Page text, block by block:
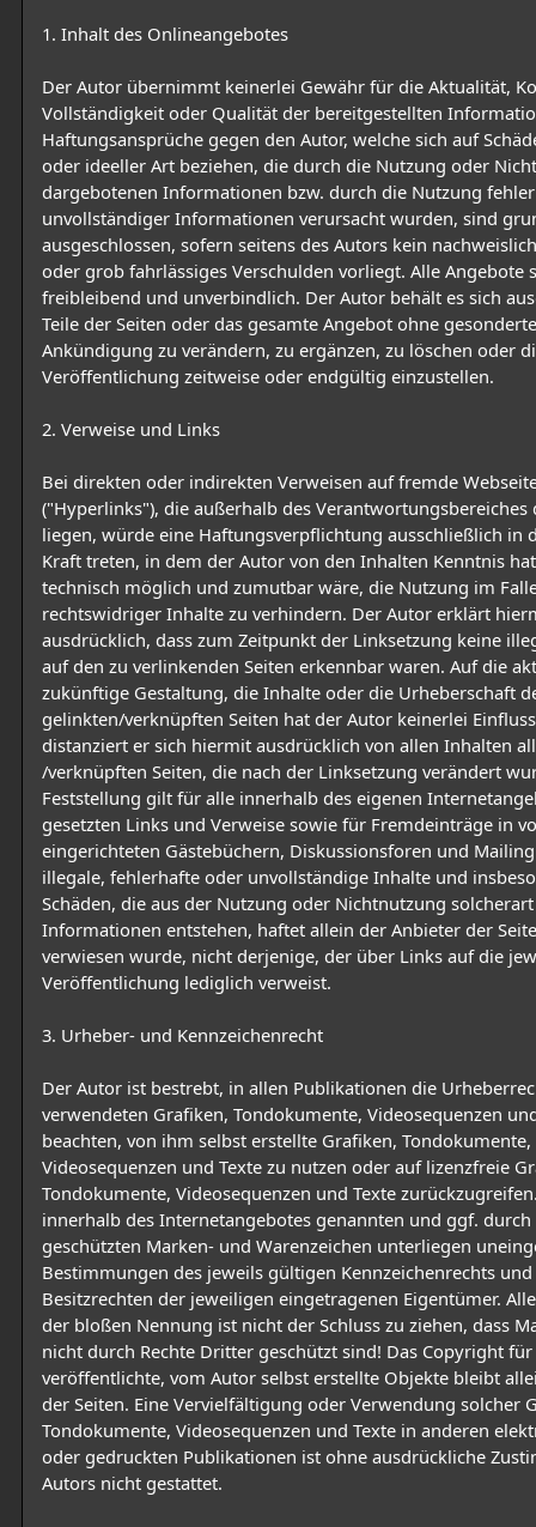
1. Inhalt des Onlineangebotes
Der Autor übernimmt keinerlei Gewähr für die Aktualität,
Vollständigkeit oder Qualität der bereitgestellten
Haftungsansprüche gegen den Autor, welche sich auf
oder ideeller Art beziehen, die durch die Nutzung oder
dargebotenen Informationen bzw. durch die Nutzung
unvollständiger Informationen verursacht wurden, sind
ausgeschlossen, sofern seitens des Autors kein
oder grob fahrlässiges Verschulden vorliegt. Alle Angebote
freibleibend und unverbindlich. Der Autor behält es sich
Teile der Seiten oder das gesamte Angebot ohne gesonderte
Ankündigung zu verändern, zu ergänzen, zu löschen oder
Veröffentlichung zeitweise oder endgültig einzustellen.
2. Verweise und Links
Bei direkten oder indirekten Verweisen auf fremde
("Hyperlinks"), die außerhalb des Verantwortungsbereiches
liegen, würde eine Haftungsverpflichtung ausschließlich in
Kraft treten, in dem der Autor von den Inhalten Kenntnis
technisch möglich und zumutbar wäre, die Nutzung im
rechtswidriger Inhalte zu verhindern. Der Autor erklärt
ausdrücklich, dass zum Zeitpunkt der Linksetzung keine
auf den zu verlinkenden Seiten erkennbar waren. Auf die
zukünftige Gestaltung, die Inhalte oder die Urheberschaft
gelinkten/verknüpften Seiten hat der Autor keinerlei
distanziert er sich hiermit ausdrücklich von allen Inhalten
/verknüpften Seiten, die nach der Linksetzung verändert
Feststellung gilt für alle innerhalb des eigenen
gesetzten Links und Verweise sowie für Fremdeinträge in
eingerichteten Gästebüchern, Diskussionsforen und
illegale, fehlerhafte oder unvollständige Inhalte und
Schäden, die aus der Nutzung oder Nichtnutzung
Informationen entstehen, haftet allein der Anbieter der
verwiesen wurde, nicht derjenige, der über Links auf die
Veröffentlichung lediglich verweist.
3. Urheber- und Kennzeichenrecht
Der Autor ist bestrebt, in allen Publikationen die
verwendeten Grafiken, Tondokumente, Videosequenzen
beachten, von ihm selbst erstellte Grafiken, Tondokumente,
Videosequenzen und Texte zu nutzen oder auf lizenzfreie
Tondokumente, Videosequenzen und Texte
innerhalb des Internetangebotes genannten und ggf.
geschützten Marken- und Warenzeichen unterliegen
Bestimmungen des jeweils gültigen Kennzeichenrechts
Besitzrechten der jeweiligen eingetragenen Eigentümer.
der bloßen Nennung ist nicht der Schluss zu ziehen, dass
nicht durch Rechte Dritter geschützt sind! Das Copyright für
veröffentlichte, vom Autor selbst erstellte Objekte bleibt
der Seiten. Eine Vervielfältigung oder Verwendung solcher
Tondokumente, Videosequenzen und Texte in anderen
oder gedruckten Publikationen ist ohne ausdrückliche
Autors nicht gestattet.